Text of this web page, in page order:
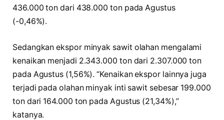
436.000 ton dari 438.000 ton pada Agustus
(-0,46%).
Sedangkan ekspor minyak sawit olahan mengalami
kenaikan menjadi 2.343.000 ton dari 2.307.000 ton
pada Agustus (1,56%). “Kenaikan ekspor lainnya juga
terjadi pada olahan minyak inti sawit sebesar 199.000
ton dari 164.000 ton pada Agustus (21,34%),”
katanya.